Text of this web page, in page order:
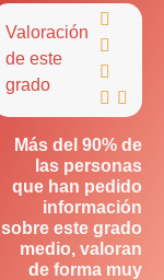
Valoración
de este
grado



 
Más del 90% de
las personas
que han pedido
información
sobre este grado
medio, valoran
de forma muy